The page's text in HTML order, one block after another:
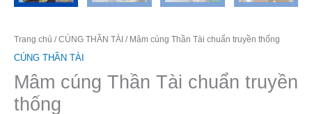
Trang chủ /CÚNG THẦN TÀI / Mâm cúng Thần Tài chuẩn truyền thống
CÚNG THẦN TÀI
Mâm cúng Thần Tài chuẩn truyền
thống